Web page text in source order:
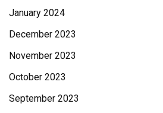
January 2024
December 2023
November 2023
October 2023
September 2023